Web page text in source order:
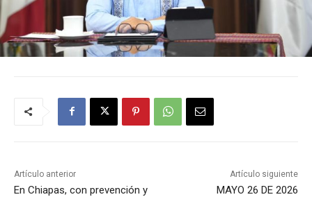
Artículo anterior
En Chiapas, con prevención y
Artículo siguiente
MAYO 26 DE 2026